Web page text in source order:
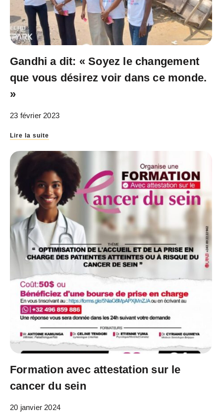
Gandhi a dit: « Soyez le changement
que vous désirez voir dans ce monde.
»
23 février 2023
Lire la suite
Formation avec attestation sur le
cancer du sein
20 janvier 2024
Soutenez Notre Cause avec
un Simple Scan!
Nous sommes ravis de vous présenter une
nouvelle manière simple et rapide de soutenir
notre noble cause! Grâce à la technologie
moderne, vous pouvez désormais faire une
différence significative en un instant.